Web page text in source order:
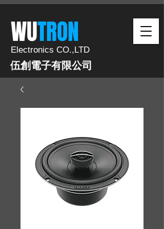
​WUTRON​​
Electronics CO.,LTD
伍創電子有限公司